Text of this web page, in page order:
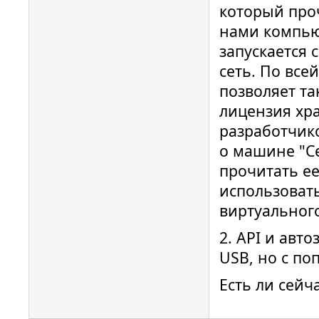
который
нами
сеть. По
позволяет
лицензия
о машине
прочитать
2. API и
USB, но с
Есть ли